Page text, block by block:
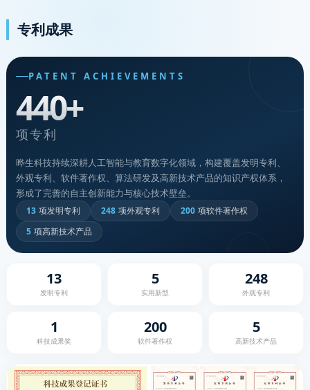
专利成果
PATENT ACHIEVEMENTS
440+
项专利
晔生科技持续深耕人工智能与教育数字化领域，构建覆盖发明专利、
外观专利、软件著作权、算法研发及高新技术产品的知识产权体系，
形成了完善的自主创新能力与核心技术壁垒。
13 项发明专利 248 项外观专利 200 项软件著作权
5 项高新技术产品
13
发明专利
5
实用新型
248
外观专利
1
科技成果奖
200
软件著作权
5
高新技术产品